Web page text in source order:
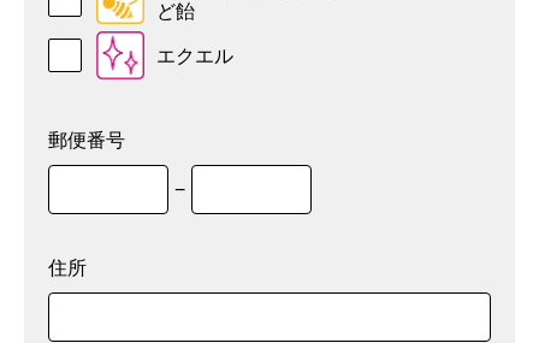
ど飴
エクエル
郵便番号
−
住所